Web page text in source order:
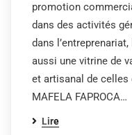
promotion
dans des activités
dans
aussi une vitrine de
et artisanal de
MAFELA FAPROCA…
Lire